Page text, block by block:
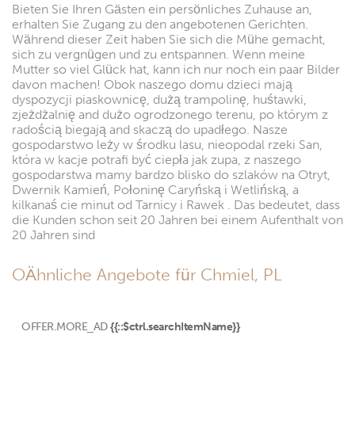
Bieten Sie Ihren Gästen ein persönliches Zuhause an,
erhalten Sie Zugang zu den angebotenen Gerichten.
Während dieser Zeit haben Sie sich die Mühe gemacht,
sich zu vergnügen und zu entspannen. Wenn meine
Mutter so viel Glück hat, kann ich nur noch ein paar Bilder
davon machen! Obok naszego domu dzieci mają
dyspozycji piaskownicę, dużą trampolinę, huśtawki,
zjeżdżalnię and dużo ogrodzonego terenu, po którym z
radością biegają and skaczą do upadłego. Nasze
gospodarstwo leży w środku lasu, nieopodal rzeki San,
która w kacje potrafi być ciepła jak zupa, z naszego
gospodarstwa mamy bardzo blisko do szlaków na Otryt,
Dwernik Kamień, Połoninę Caryńską i Wetlińską, a
kilkanaś cie minut od Tarnicy i Rawek . Das bedeutet, dass
die Kunden schon seit 20 Jahren bei einem Aufenthalt von
20 Jahren sind
OÄhnliche Angebote für Chmiel, PL
OFFER.MORE_AD {{::$ctrl.searchItemName}}